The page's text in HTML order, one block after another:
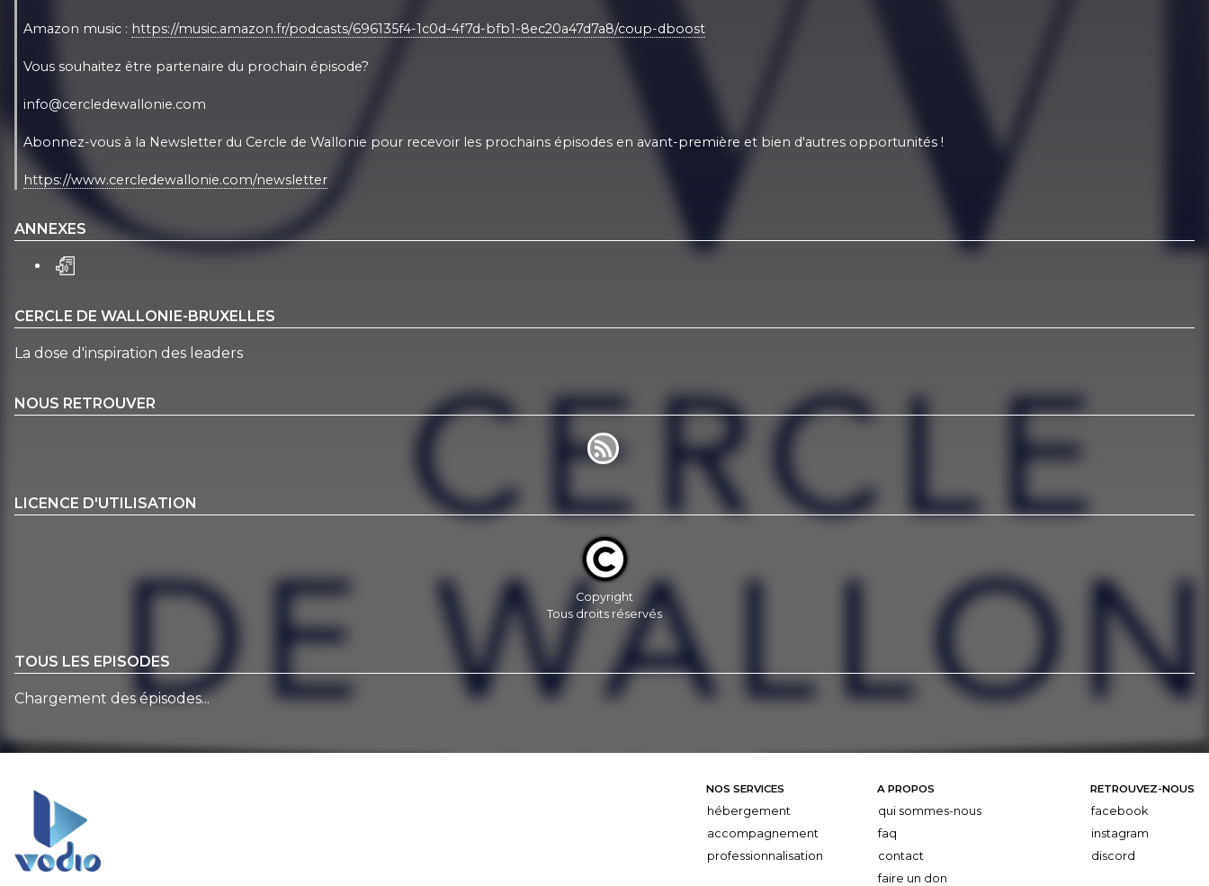
Amazon music : https://music.amazon.fr/podcasts/696135f4-1c0d-4f7d-bfb1-8ec20a47d7a8/coup-dboost
Vous souhaitez être partenaire du prochain épisode?
info@cercledewallonie.com
Abonnez-vous à la Newsletter du Cercle de Wallonie pour recevoir les prochains épisodes en avant-première et bien d'autres opportunités !
https://www.cercledewallonie.com/newsletter
ANNEXES
CERCLE DE WALLONIE-BRUXELLES
La dose d'inspiration des leaders
NOUS RETROUVER
LICENCE D'UTILISATION
Copyright
Tous droits réservés
TOUS LES EPISODES
Chargement des épisodes...
NOS SERVICES
hébergement
accompagnement
professionnalisation
A PROPOS
qui sommes-nous
faq
contact
faire un don
RETROUVEZ-NOUS
facebook
instagram
discord